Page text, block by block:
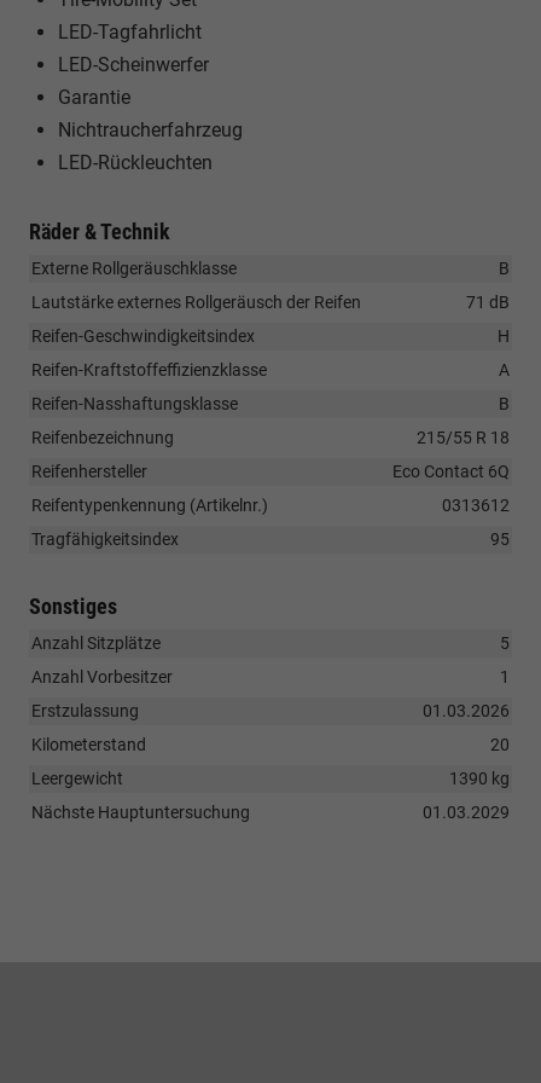
LED-Tagfahrlicht
LED-Scheinwerfer
Garantie
Nichtraucherfahrzeug
LED-Rückleuchten
Räder & Technik
Externe Rollgeräuschklasse
B
Lautstärke externes Rollgeräusch der Reifen
71 dB
Reifen-Geschwindigkeitsindex
H
Reifen-Kraftstoffeffizienzklasse
A
Reifen-Nasshaftungsklasse
B
Reifenbezeichnung
215/55 R 18
Reifenhersteller
Eco Contact 6Q
Reifentypenkennung (Artikelnr.)
0313612
Tragfähigkeitsindex
95
Sonstiges
Anzahl Sitzplätze
5
Anzahl Vorbesitzer
1
Erstzulassung
01.03.2026
Kilometerstand
20
Leergewicht
1390 kg
Nächste Hauptuntersuchung
01.03.2029